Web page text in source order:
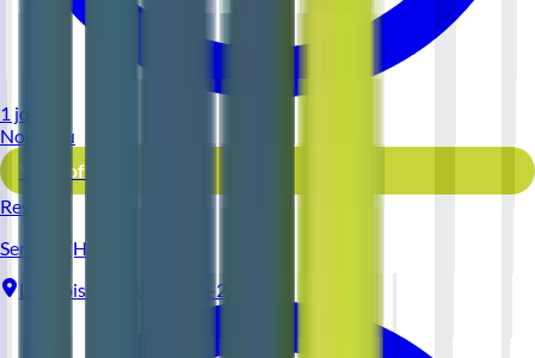
1 jour
Nouveau
Voir l'offre
Reso 44
Serveur (H/F)
Le Croisic
1-2 ans